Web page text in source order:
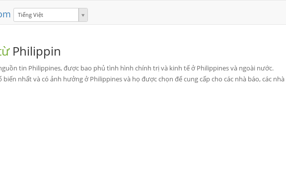
Tiếng Việt
Philippin
tin Philippines, được bao phủ tình hình chính trị và kinh tế ở Philippines và ngoài nước.
nhất và có ảnh hưởng ở Philippines và họ được chọn để cung cấp cho các nhà báo, các nhà